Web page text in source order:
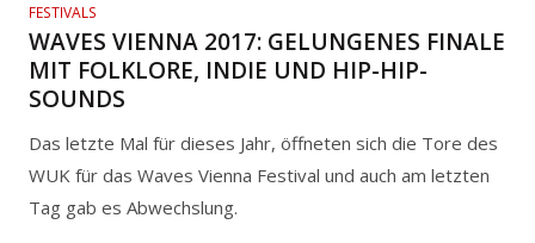
FESTIVALS
WAVES VIENNA 2017: GELUNGENES FINALE
MIT FOLKLORE, INDIE UND HIP-HIP-
SOUNDS
Das letzte Mal für dieses Jahr, öffneten sich die Tore des
WUK für das Waves Vienna Festival und auch am letzten
Tag gab es Abwechslung.